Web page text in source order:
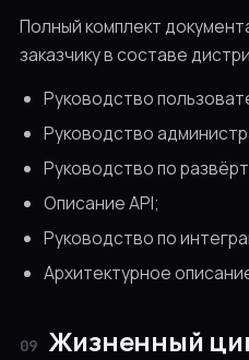
Полный комплект
заказчику в составе
Руководство
Руководство
Руководство по
Описание API;
Руководство по
Архитектурное
09 Жизненный